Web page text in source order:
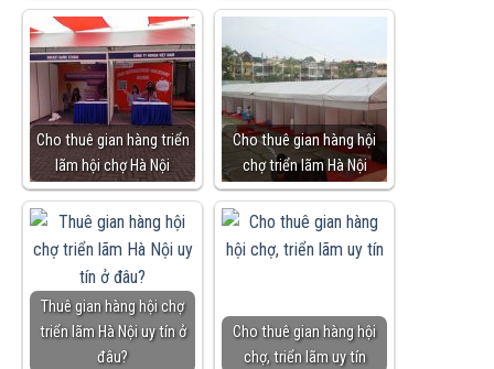
Cho thuê gian hàng triển
lãm hội chợ Hà Nội
Cho thuê gian hàng hội
chợ triển lãm Hà Nội
Thuê gian hàng hội chợ
triển lãm Hà Nội uy tín ở
đâu?
Cho thuê gian hàng hội
chợ, triển lãm uy tín